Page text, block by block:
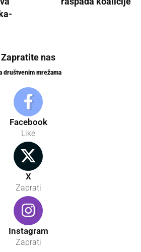
Zapratite nas
društvenim mrežama
Facebook
Like
X
Zaprati
Instagram
Zaprati